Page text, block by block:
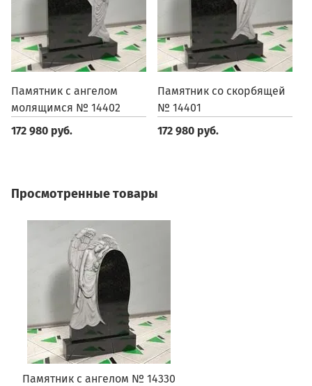
Памятник с ангелом
молящимся № 14402
172 980 руб.
Памятник со скорбящей
№ 14401
172 980 руб.
Просмотренные товары
Памятник с ангелом № 14330